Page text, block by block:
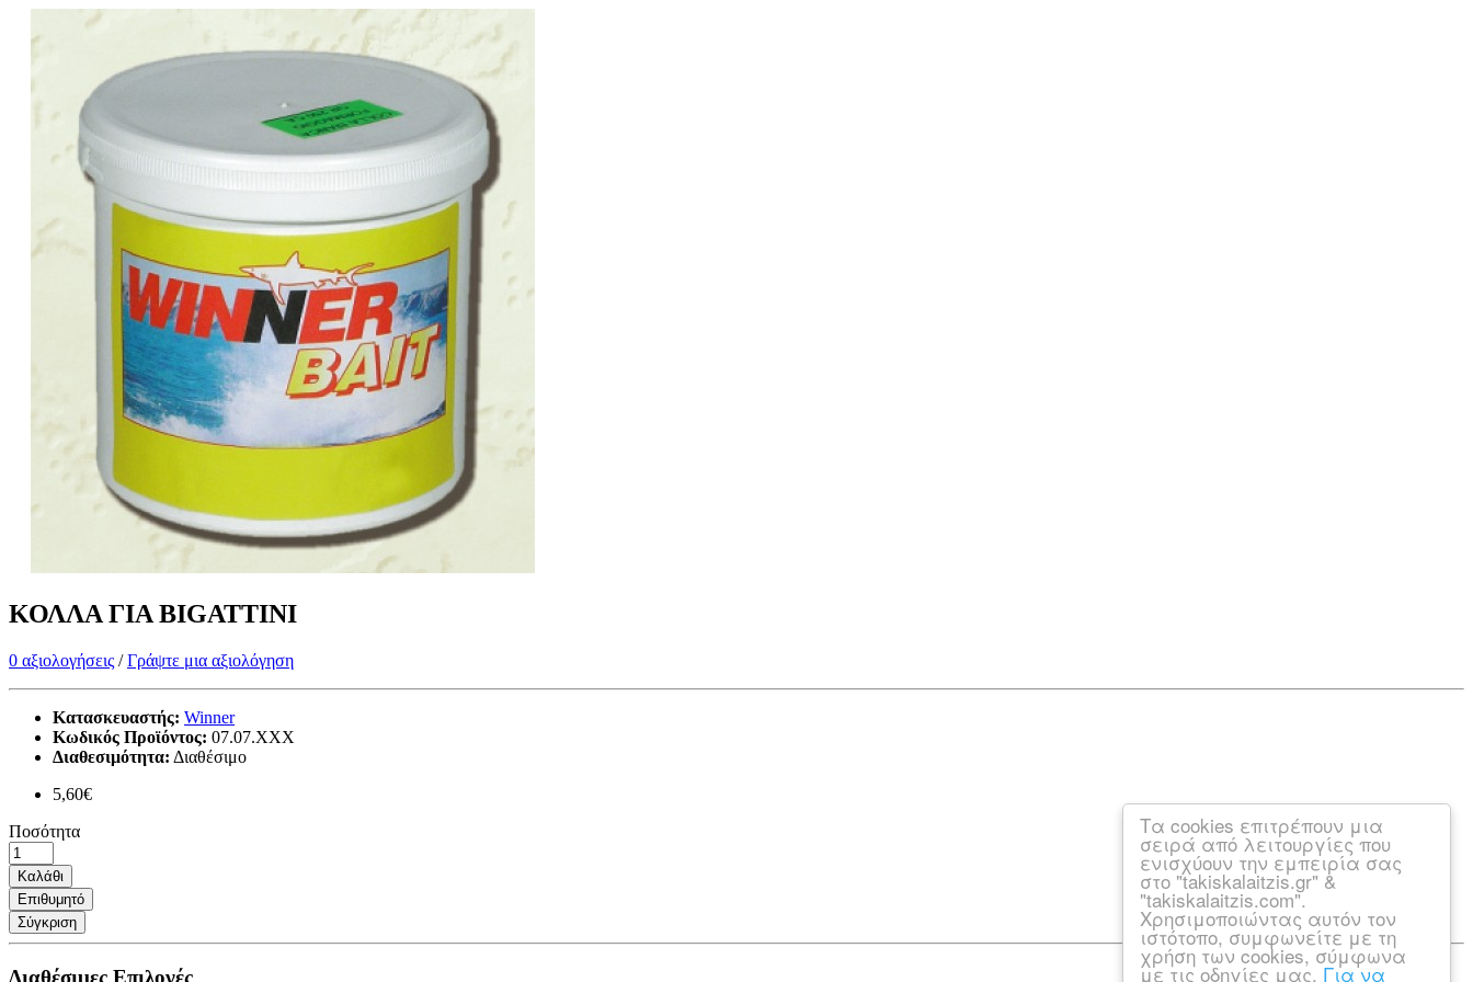
Τα cookies επιτρέπουν μια
σειρά από λειτουργίες που
ενισχύουν την εμπειρία σας
στο "takiskalaitzis.gr" &
"takiskalaitzis.com".
Χρησιμοποιώντας αυτόν τον
ιστότοπο, συμφωνείτε με τη
χρήση των cookies, σύμφωνα
με τις οδηγίες μας. Για να
ΚΟΛΛΑ ΓΙΑ BIGATTINI
0 αξιολογήσεις /Γράψτε μια αξιολόγηση
Κατασκευαστής: Winner
Κωδικός Προϊόντος: 07.07.XXX
Διαθεσιμότητα: Διαθέσιμο
5,60€
Ποσότητα
Καλάθι
Επιθυμητό
Σύγκριση
Διαθέσιμες Επιλογές